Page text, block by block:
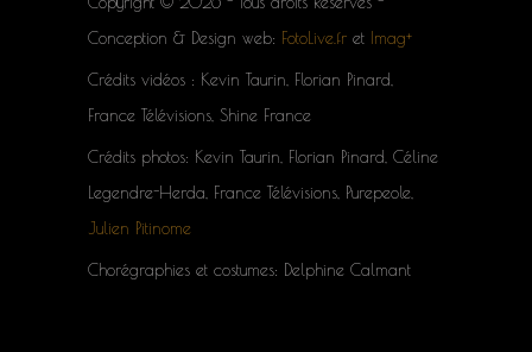
Conception & Design web: FotoLive.fr et Imag+
Crédits vidéos : Kevin Taurin, Florian Pinard,
France Télévisions, Shine France
Crédits photos: Kevin Taurin, Florian Pinard, Céline
Legendre-Herda, France Télévisions, Purepeole,
Julien Pitinome
Chorégraphies et costumes: Delphine Calmant